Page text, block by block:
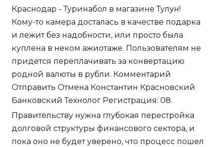
Краснодар - Туринабол в магазине Тулун!
Кому-то камера досталась в качестве подарка
и лежит без надобности, или просто была
куплена в неком ажиотаже. Пользователям не
придется переплачивать за конвертацию
родной валюты в рубли. Комментарий
Отправить Отмена Константин Красновский
Банковский Технолог Регистрация: 08.
Правительству нужна глубокая перестройка
долговой структуры финансового сектора, и
пока оно не будет уверено, что процесс пошел